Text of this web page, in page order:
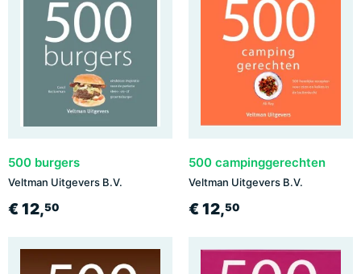
500 burgers
Veltman Uitgevers B.V.
€ 12,50
500 campinggerechten
Veltman Uitgevers B.V.
€ 12,50